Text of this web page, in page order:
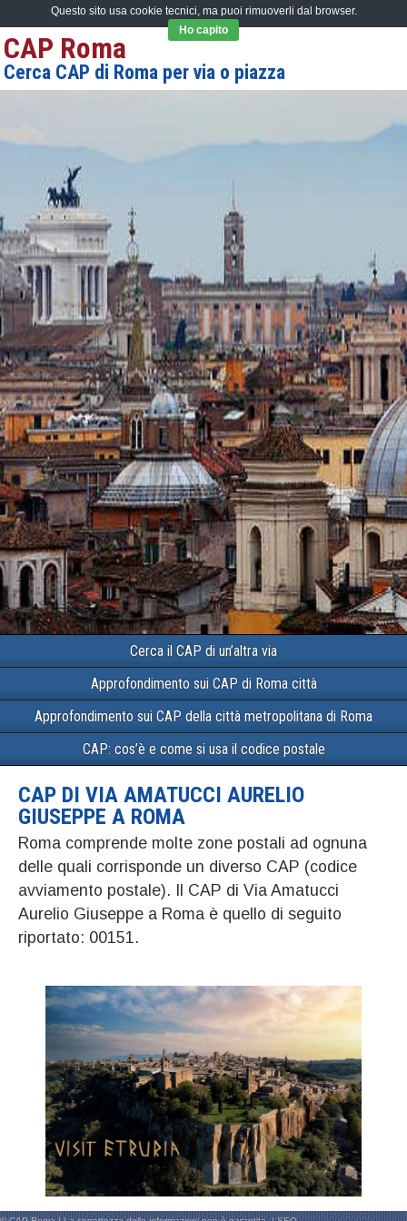
CAP Roma
Cerca CAP di Roma per via o piazza
Cerca il CAP di un’altra via
Approfondimento sui CAP di Roma città
Approfondimento sui CAP della città metropolitana di Roma
CAP: cos’è e come si usa il codice postale
CAP DI VIA AMATUCCI AURELIO
GIUSEPPE A ROMA
Roma comprende molte zone postali ad ognuna
delle quali corrisponde un diverso CAP (codice
avviamento postale). Il CAP di Via Amatucci
Aurelio Giuseppe a Roma è quello di seguito
riportato: 00151.
Questo sito usa cookie tecnici, ma puoi rimuoverli dal browser.
Ho capito